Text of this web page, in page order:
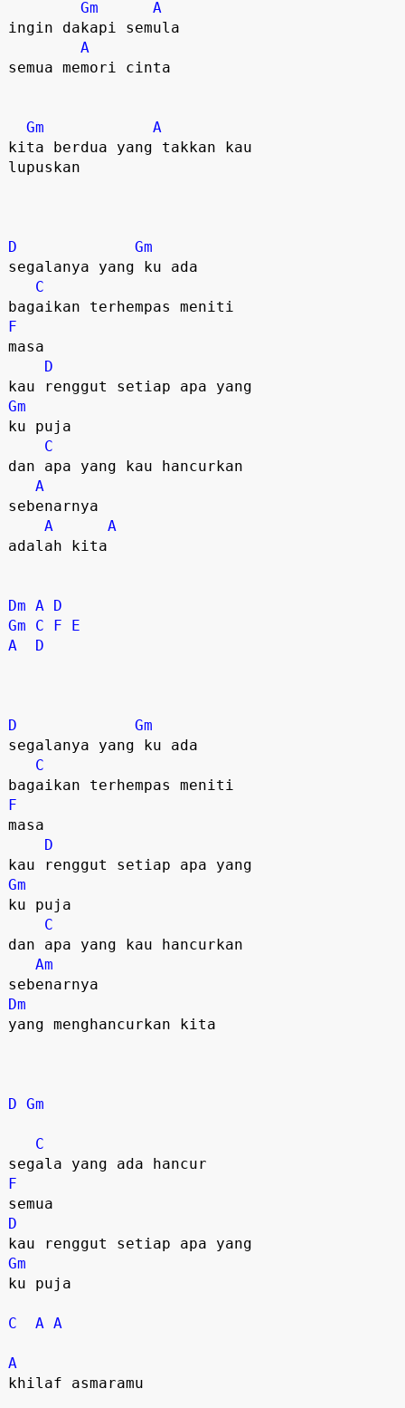
Gm
A
ingin dakapi semula
A
semua memori cinta
Gm
A
kita berdua yang takkan kau
lupuskan
D
Gm
segalanya yang ku ada
C
F
masa
D
Gm
ku puja
C
dan apa yang kau hancurkan
A
sebenarnya
A
A
adalah kita
Dm A D
Gm
C F
E
A
D
D
Gm
segalanya yang ku ada
C
F
masa
D
Gm
ku puja
C
dan apa yang kau hancurkan
Am
Dm
yang menghancurkan kita
D Gm
C
F
D
Gm
ku puja
C A A
A
khilaf asmaramu